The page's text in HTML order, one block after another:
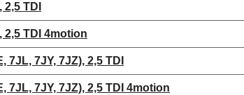
TDI
2,5 TDI 4motion
7JY, 7JZ), 2,5 TDI
7JL, 7JY, 7JZ), 2,5 TDI 4motion